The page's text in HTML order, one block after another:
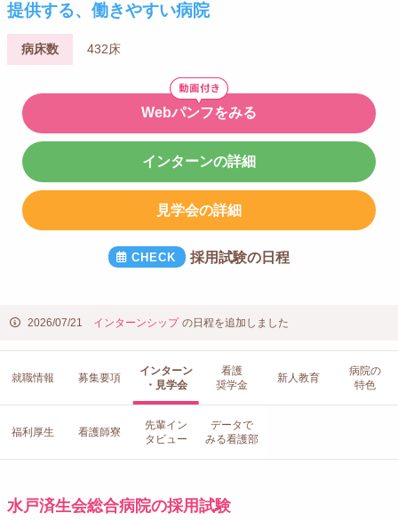
提供する、働きやすい病院
病床数 432床
Webパンフをみる
インターンの詳細
見学会の詳細
採用試験の日程
2026/07/21 インターンシップ の日程を追加しました
就職情報 募集要項
インターン
・見学会
看護
奨学金
新人教育
病院の
特色
福利厚生 看護師寮
先輩イン
タビュー
データで
みる看護部
水戸済生会総合病院の採用試験